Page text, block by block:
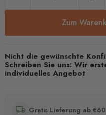
Zum
Nicht die gewünschte
Schreiben Sie uns: Wir
individuelles Angebot
Gratis Lieferung ab